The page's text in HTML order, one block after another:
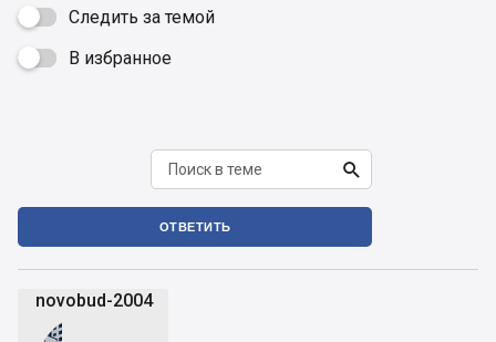
Следить за темой
 В избранное

ОТВЕТИТЬ
novobud-2004